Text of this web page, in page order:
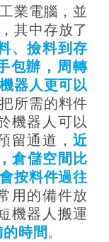
業電腦，並
，其中存放了
、撿料到存
包辦，周轉
器人更可以
把所需的料件
機器人可以
留通道，近
倉儲空間比
按料件過往
用的備件放
機器人搬運
時間 。